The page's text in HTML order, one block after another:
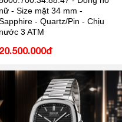
nữ - Size mặt 34 mm -
- Quartz/Pin - Chịu
nước 3 ATM
20.500.000đ